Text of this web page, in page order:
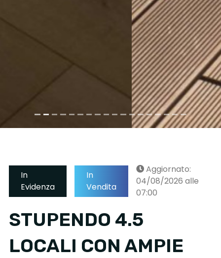
In
Evidenza
In
Vendita
Aggiornato:
04/08/2026 alle
07:00
STUPENDO 4.5
LOCALI CON AMPIE